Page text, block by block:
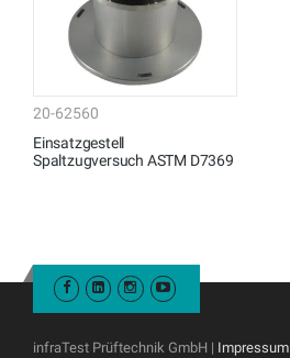
20-62560
Einsatzgestell
Spaltzugversuch ASTM D7369
infraTest Prüftechnik GmbH | Impressum